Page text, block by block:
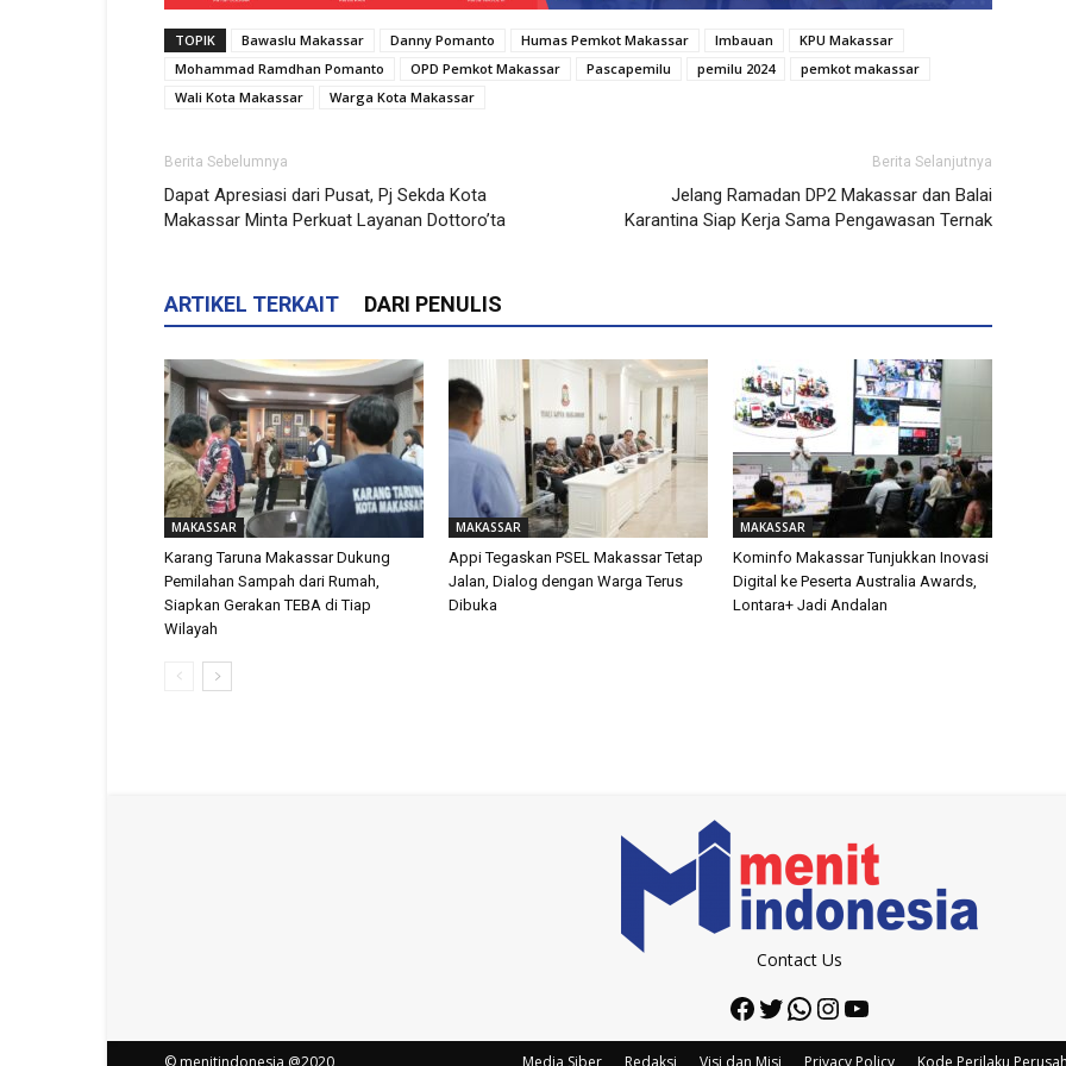
TOPIK Bawaslu Makassar Danny Pomanto Humas Pemkot Makassar Imbauan
KPU Makassar
Mohammad Ramdhan Pomanto
OPD Pemkot Makassar Pascapemilu pemilu 2024
pemkot makassar
Wali Kota Makassar
Warga Kota Makassar
Berita Sebelumnya
Dapat Apresiasi dari Pusat, Pj Sekda Kota
Makassar Minta Perkuat Layanan Dottoro’ta
Berita Selanjutnya
Jelang Ramadan DP2 Makassar dan Balai
Karantina Siap Kerja Sama Pengawasan Ternak
ARTIKEL TERKAIT DARI PENULIS
MAKASSAR
Karang Taruna Makassar Dukung
Pemilahan Sampah dari Rumah,
Siapkan Gerakan TEBA di Tiap
Wilayah
MAKASSAR
Appi Tegaskan PSEL Makassar Tetap
Jalan, Dialog dengan Warga Terus
Dibuka
MAKASSAR
Kominfo Makassar Tunjukkan Inovasi
Digital ke Peserta Australia Awards,
Lontara+ Jadi Andalan
Contact Us
Facebook
Twitter
WhatsApp
Instagram
YouTube
Media Siber Redaksi Visi dan Misi Privacy Policy Kode Perilaku
© menitindonesia @2020